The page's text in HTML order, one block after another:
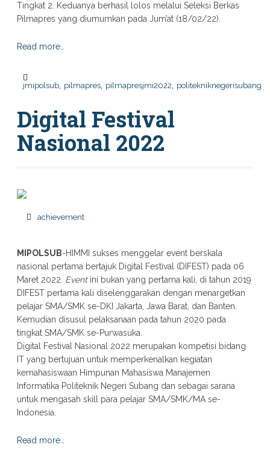
Tingkat 2. Keduanya berhasil lolos melalui Seleksi Berkas
Pilmapres yang diumumkan pada Jum’at (18/02/22).
Read more…
jmipolsub, pilmapres, pilmapresjmi2022 politekniknegerisubang
Digital Festival
Nasional 2022
achievement
MIPOLSUB-HIMMI sukses menggelar event berskala
nasional pertama bertajuk Digital Festival (DIFEST) pada 06
Maret 2022. Eventini bukan yang pertama kali, di tahun 2019
DIFEST pertama kali diselenggarakan dengan menargetkan
pelajar SMA/SMK se-DKI Jakarta, Jawa Barat, dan Banten.
Kemudian disusul pelaksanaan pada tahun 2020 pada
tingkat SMA/SMK se-Purwasuka.
Digital Festival Nasional 2022 merupakan kompetisi bidang
IT yang bertujuan untuk memperkenalkan kegiatan
kemahasiswaan Himpunan Mahasiswa Manajemen
Informatika Politeknik Negeri Subang dan sebagai sarana
untuk mengasah skill para pelajar SMA/SMK/MA se-
Indonesia.
Read more…